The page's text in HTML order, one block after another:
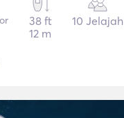
38 ft
12 m
10 Jelajah